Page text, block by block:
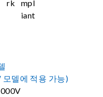
델에 적용 가능)